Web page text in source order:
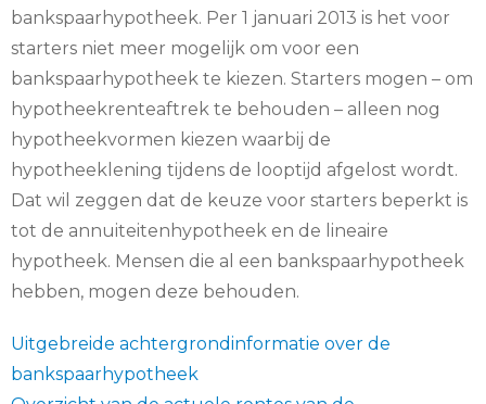
bankspaarhypotheek. Per 1 januari 2013 is het voor
starters niet meer mogelijk om voor een
bankspaarhypotheek te kiezen. Starters mogen – om
hypotheekrenteaftrek te behouden – alleen nog
hypotheekvormen kiezen waarbij de
hypotheeklening tijdens de looptijd afgelost wordt.
Dat wil zeggen dat de keuze voor starters beperkt is
tot de annuiteitenhypotheek en de lineaire
hypotheek. Mensen die al een bankspaarhypotheek
hebben, mogen deze behouden.
Uitgebreide achtergrondinformatie over de
bankspaarhypotheek